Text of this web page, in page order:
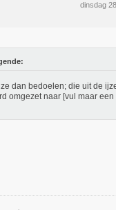
dinsdag
dan bedoelen; die uit de
omgezet naar [vul maar